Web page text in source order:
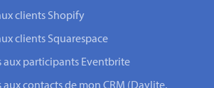
clients Shopify
clients Squarespace
aux participants Eventbrite